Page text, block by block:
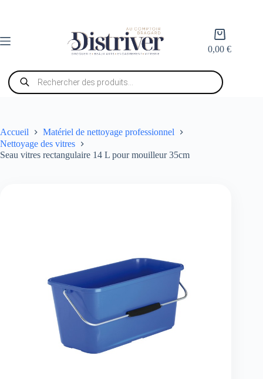
Panier
d’achat
0,00€
Recherche
de
produits
Accueil
Matériel de nettoyage professionnel
Nettoyage des vitres
Seau vitres rectangulaire 14 L pour mouilleur 35cm